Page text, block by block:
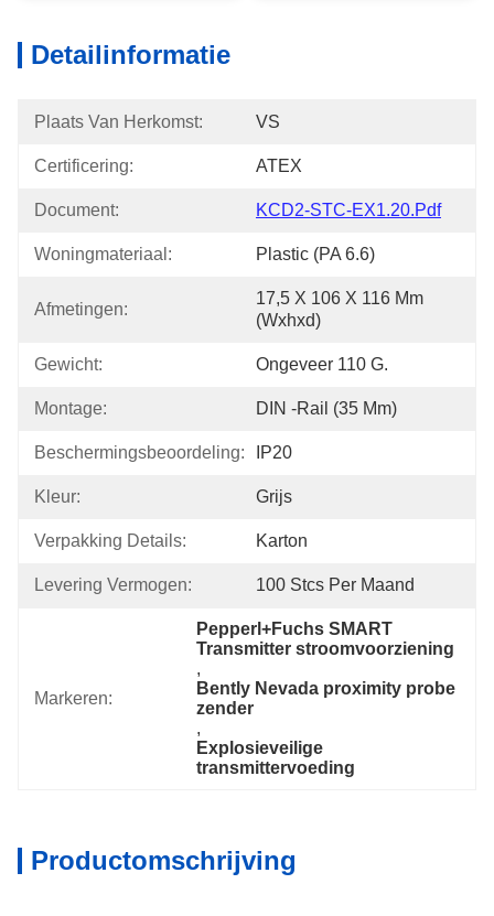
Detailinformatie
Plaats Van Herkomst: VS
Certificering: ATEX
Document: KCD2-STC-EX1.20.pdf
Woningmateriaal: Plastic (PA 6.6)
Afmetingen:
17,5 X 106 X 116 Mm
(wxhxd)
Gewicht: Ongeveer 110 G.
Montage: DIN -rail (35 Mm)
Beschermingsbeoordeling: IP20
Kleur: Grijs
Verpakking Details: Karton
Levering Vermogen: 100 Stcs Per Maand
Markeren:
Pepperl+Fuchs SMART
Transmitter stroomvoorziening
,
Bently Nevada proximity probe
zender
,
Explosieveilige
transmittervoeding
Productomschrijving